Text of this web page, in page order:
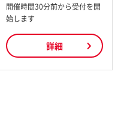
開催時間30分前から受付を開
始します
詳細